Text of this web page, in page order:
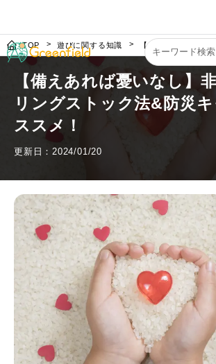
TOP 遊びに関する知識 【備えあれば憂い
【備えあれば憂いなし】
リングストック法&防災
ススメ！
更新日：2024/01/20